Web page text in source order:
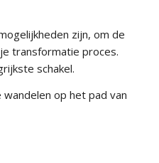
zijn, om de
transformatie proces.
schakel.
op het pad van